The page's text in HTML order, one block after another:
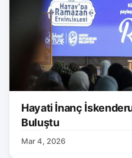
Hayati İnanç
Buluştu
Mar 4, 2026